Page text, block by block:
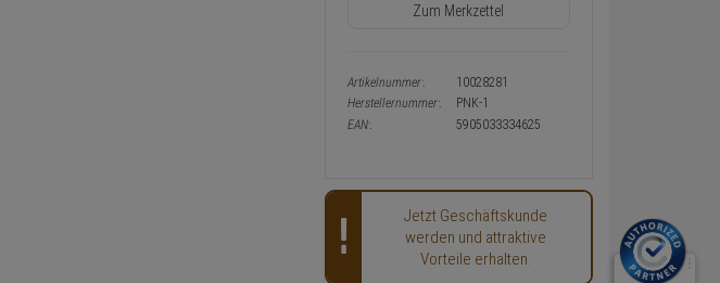
Zum Merkzettel
Artikelnummer:
10028281
Herstellernummer:
PNK-1
EAN:
5905033334625
Jetzt Geschäftskunde
werden und attraktive
Vorteile erhalten.